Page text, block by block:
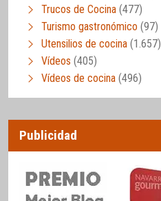
Trucos de Cocina (477)
Turismo gastronómico (97)
Utensilios de cocina (1.657)
Vídeos (405)
Vídeos de cocina (496)
Publicidad